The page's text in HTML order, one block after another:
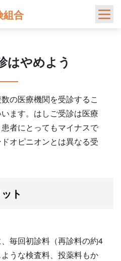
組合
はやめよう
の医療機関を受診するこ
ます。はしご受診は医療
者にとってもマイナスで
オピニオンとは異なる受
ト
毎回初診料（再診料の約4
うな検査料、投薬料もか